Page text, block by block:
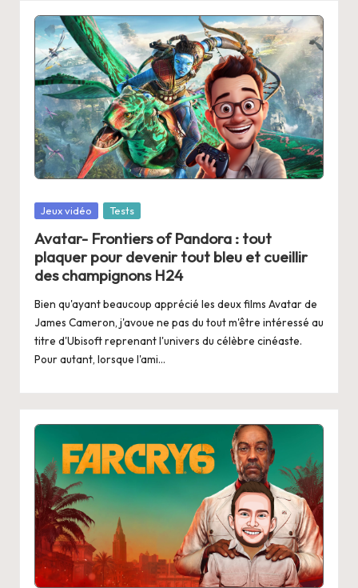
Posted
Jeux vidéo Tests
Avatar- Frontiers of Pandora : tout
plaquer pour devenir tout bleu et cueillir
des champignons H24
Bien qu'ayant beaucoup apprécié les deux films Avatar de
James Cameron, j'avoue ne pas du tout m'être intéressé au
titre d'Ubisoft reprenant l'univers du célèbre cinéaste.
Pour autant, lorsque l'ami…